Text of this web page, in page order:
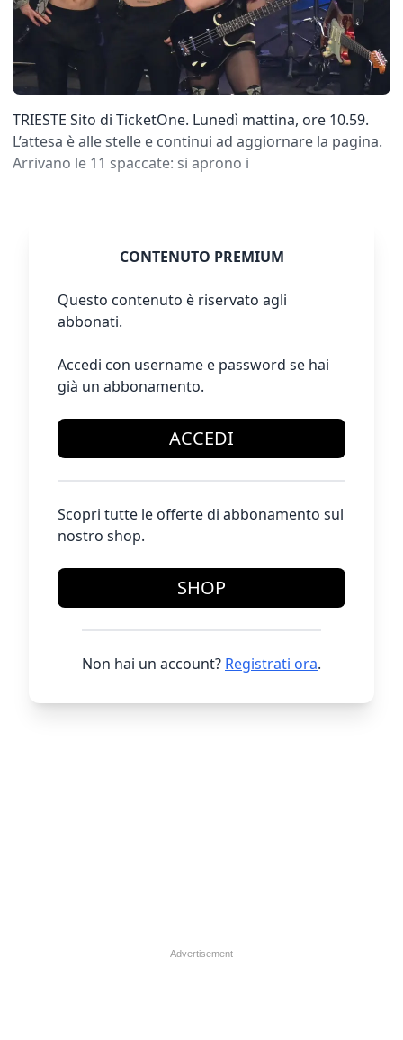
TRIESTE Sito di TicketOne. Lunedì mattina, ore 10.59.
L’attesa è alle stelle e continui ad aggiornare la pagina.
Arrivano le 11 spaccate: si aprono i
CONTENUTO PREMIUM
Questo contenuto è riservato agli
abbonati.
Accedi con username e password se hai
già un abbonamento.
ACCEDI
Scopri tutte le offerte di abbonamento sul
nostro shop.
SHOP
Non hai un account? Registrati ora.